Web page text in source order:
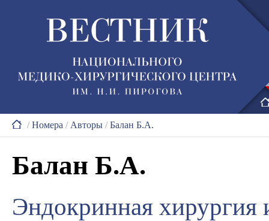
/Номера / Авторы /Балан Б.А.
Балан Б.А.
Эндокринная хирургия